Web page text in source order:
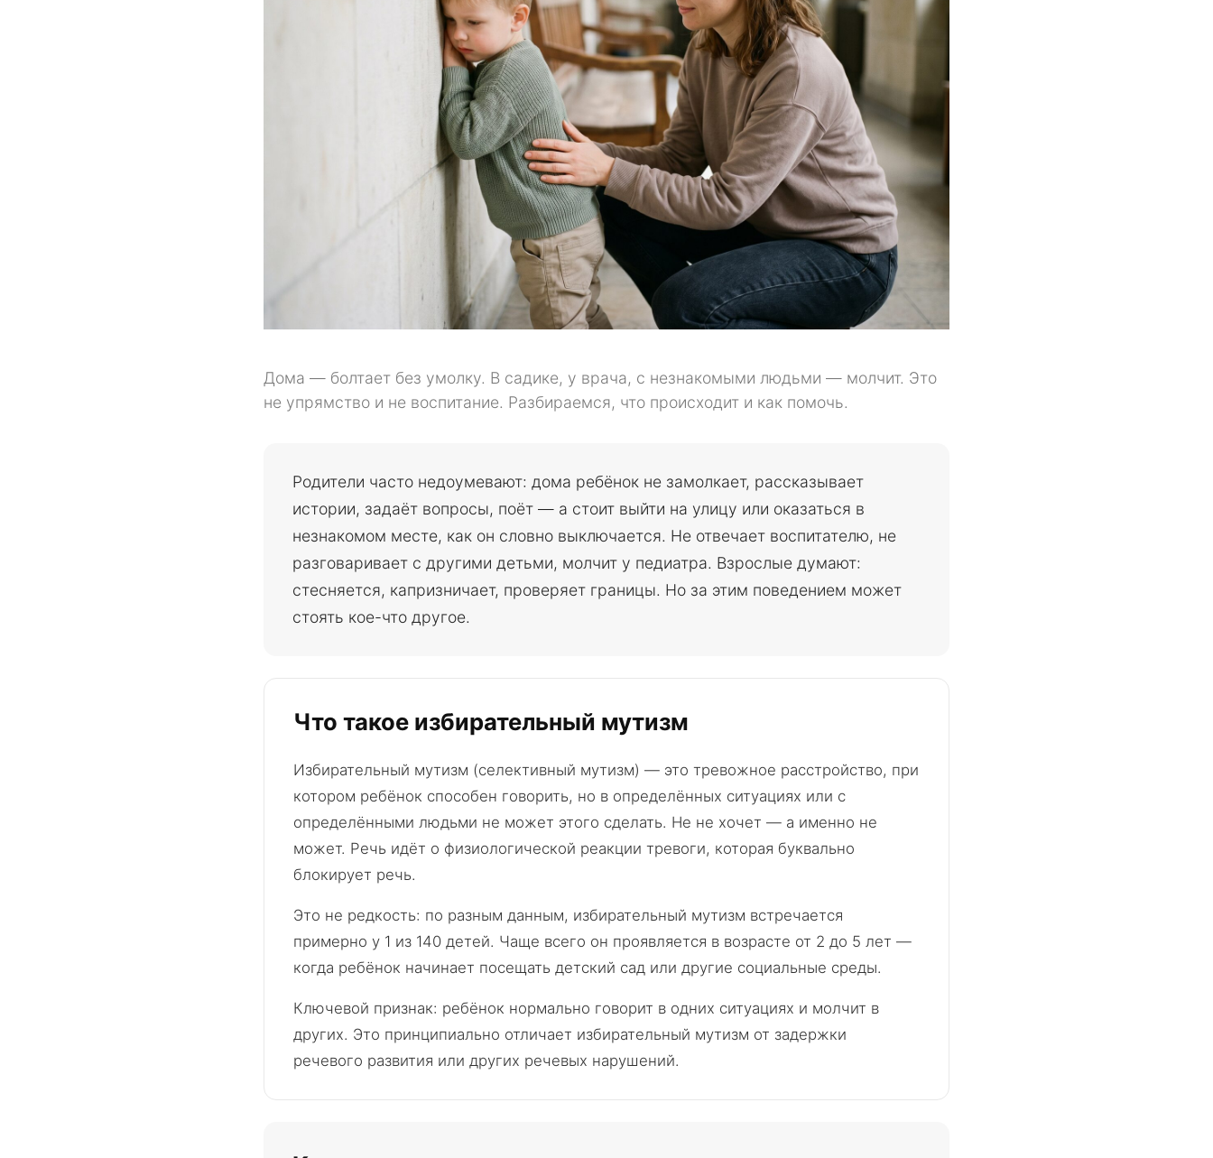
Дома — болтает без умолку. В садике, у врача, с незнакомыми людьми — молчит. Это
не упрямство и не воспитание. Разбираемся, что происходит и как помочь.
Родители часто недоумевают: дома ребёнок не замолкает, рассказывает
истории, задаёт вопросы, поёт — а стоит выйти на улицу или оказаться в
незнакомом месте, как он словно выключается. Не отвечает воспитателю, не
разговаривает с другими детьми, молчит у педиатра. Взрослые думают:
стесняется, капризничает, проверяет границы. Но за этим поведением может
стоять кое-что другое.
Что такое избирательный мутизм
Избирательный мутизм (селективный мутизм) — это тревожное расстройство, при
котором ребёнок способен говорить, но в определённых ситуациях или с
определёнными людьми не может этого сделать. Не не хочет — а именно не
может. Речь идёт о физиологической реакции тревоги, которая буквально
блокирует речь.
Это не редкость: по разным данным, избирательный мутизм встречается
примерно у 1 из 140 детей. Чаще всего он проявляется в возрасте от 2 до 5 лет —
когда ребёнок начинает посещать детский сад или другие социальные среды.
Ключевой признак: ребёнок нормально говорит в одних ситуациях и молчит в
других. Это принципиально отличает избирательный мутизм от задержки
речевого развития или других речевых нарушений.